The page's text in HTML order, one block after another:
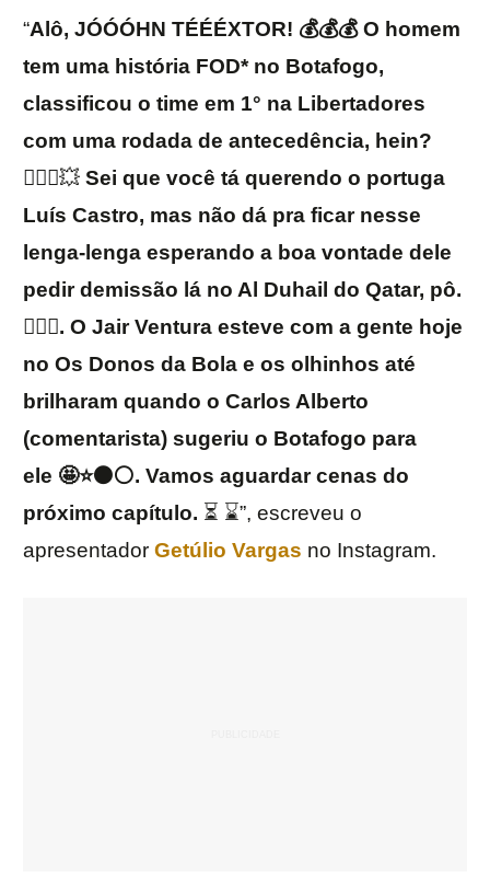
“Alô, JÓÓÓHN TÉÉÉXTOR! 💰💰💰 O homem
tem uma história FOD* no Botafogo,
classificou o time em 1° na Libertadores
com uma rodada de antecedência, hein?
🙅🏻‍♂️💥 Sei que você tá querendo o portuga
Luís Castro, mas não dá pra ficar nesse
lenga-lenga esperando a boa vontade dele
pedir demissão lá no Al Duhail do Qatar, pô.
🤷🏻‍♂️. O Jair Ventura esteve com a gente hoje
no Os Donos da Bola e os olhinhos até
brilharam quando o Carlos Alberto
(comentarista) sugeriu o Botafogo para
ele 🤩⭐️⚫️⚪️. Vamos aguardar cenas do
próximo capítulo. ⏳ ⌛️”, escreveu o
apresentador Getúlio Vargas no Instagram.